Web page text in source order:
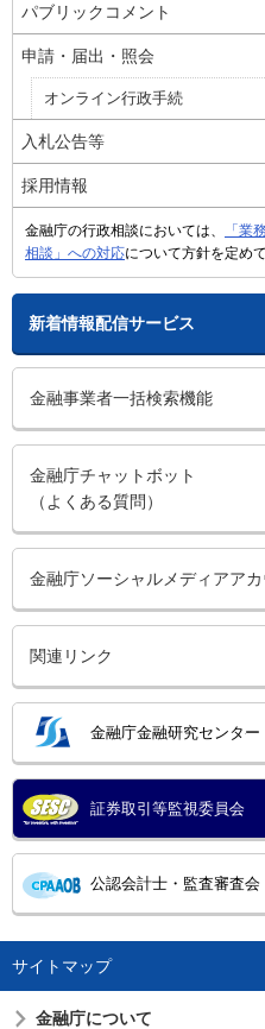
パブリックコメント
申請・届出・照会
オンライン行政手続
入札公告等
採用情報
金融庁の行政相談においては、
「業
相談」への対応について方針を定め
新着情報配信サービス
金融事業者一括検索機能
金融庁チャットボット
（よくある質問）
金融庁ソーシャルメディアアカ
関連リンク
金融庁金融研究センター
証券取引等監視委員会
公認会計士・監査審査会
サイトマップ
金融庁について